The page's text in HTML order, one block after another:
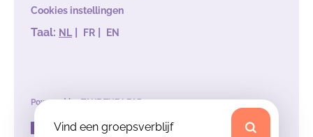
Vind een groepsverblijf
Cookies instellingen
Taal: NL | FR | EN
Powered byTAKE THE LEAD